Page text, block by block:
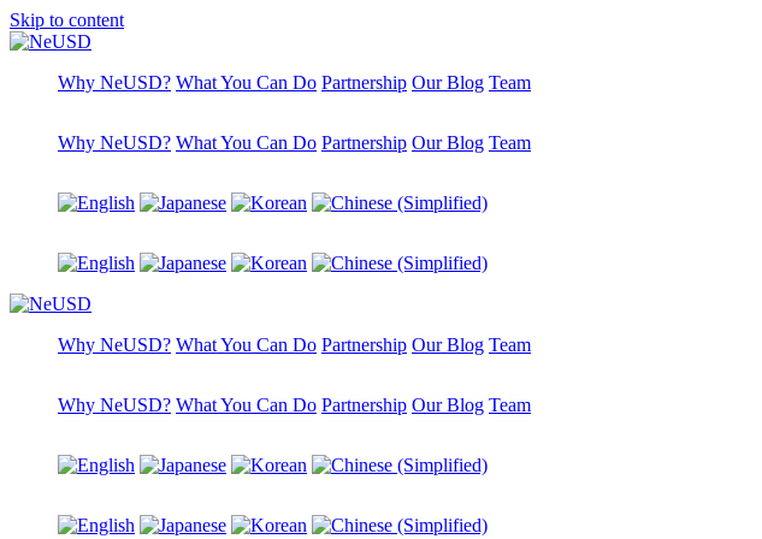
Skip to content
Why NeUSD? What You Can Do Partnership Our Blog Team
Why NeUSD? What You Can Do Partnership Our Blog Team
Why NeUSD? What You Can Do Partnership Our Blog Team
Why NeUSD? What You Can Do Partnership Our Blog Team